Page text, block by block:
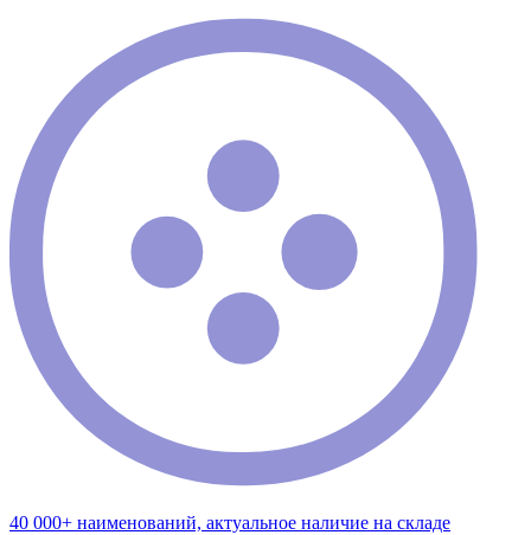
40 000+ наименований, актуальное наличие на складе